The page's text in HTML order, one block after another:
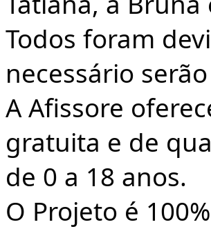
Todos foram
necessário
A Afissore
gratuita e de
de 0 a 18 anos.
O Projeto é